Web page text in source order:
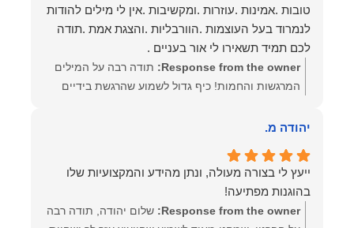
טובות .אמינות .עוזרות .ומקשיבות .אין לי מילים להודות
לנמרוד בעל העוצמות .הוורבליות .והצגת אמת .תודה
לכם תמיד תשאירו לי אור בעניים .
Response from the owner:
תודה רבה על המילים
המרגשות והחמות! כיף גדול לשמוע שהרגשת בידיים
תמיד לעמוד לרשותך! שמעון האן – משרד עורכי דין
יהודה מ.
ייעץ לי בצורה מעולה, ונתן מהידע והמקצועיות שלו
בהוגנות מפתיעה!
Response from the owner:
שלום יהודה, תודה רבה